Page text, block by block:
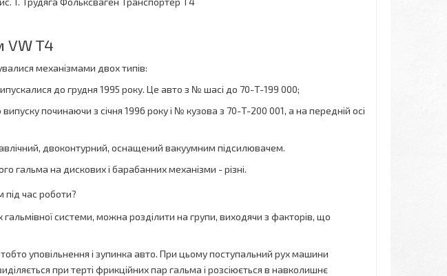
VW T4
механізмами двох типів:
до грудня 1995 року. Це авто з № шасі до 70-T-199 000;
починаючи з січня 1996 року і № кузова з 70-T-200 001, а на передній осі
двоконтурний, оснащений вакуумним підсилювачем.
гальма на дискових і барабанних механізми - різні.
час роботи?
системи, можна розділити на групи, виходячи з факторів, що
уповільнення і зупинка авто. При цьому поступальний рух машини
при терті фрикційних пар гальма і розсіюється в навколишнє